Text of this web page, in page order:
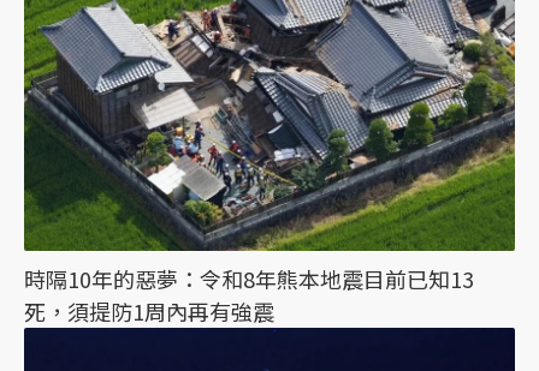
時隔10年的惡夢：令和8年熊本地震目前已知13
死，須提防1周內再有強震